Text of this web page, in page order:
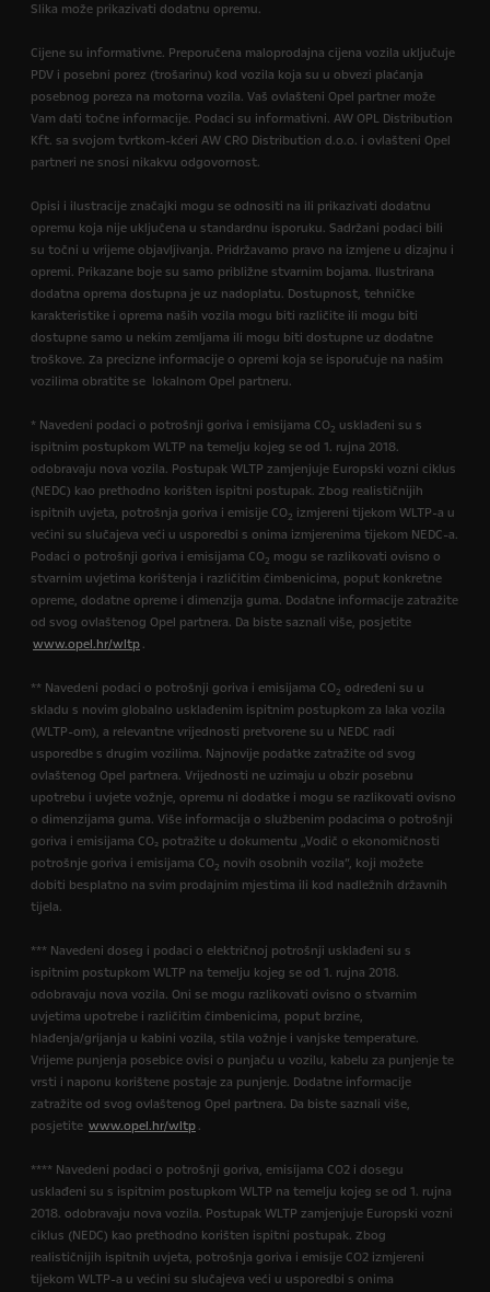
Slika može prikazivati dodatnu opremu.
Cijene su informativne. Preporučena maloprodajna cijena vozila uključuje
PDV i posebni porez (trošarinu) kod vozila koja su u obvezi plaćanja
posebnog poreza na motorna vozila. Vaš ovlašteni Opel partner može
Vam dati točne informacije. Podaci su informativni. AW OPL Distribution
Kft. sa svojom tvrtkom-kćeri AW CRO Distribution d.o.o. i ovlašteni Opel
partneri ne snosi nikakvu odgovornost.
Opisi i ilustracije značajki mogu se odnositi na ili prikazivati dodatnu
opremu koja nije uključena u standardnu isporuku. Sadržani podaci bili
su točni u vrijeme objavljivanja. Pridržavamo pravo na izmjene u dizajnu i
opremi. Prikazane boje su samo približne stvarnim bojama. Ilustrirana
dodatna oprema dostupna je uz nadoplatu. Dostupnost, tehničke
karakteristike i oprema naših vozila mogu biti različite ili mogu biti
dostupne samo u nekim zemljama ili mogu biti dostupne uz dodatne
troškove. Za precizne informacije o opremi koja se isporučuje na našim
vozilima obratite se lokalnom Opel partneru.
* Navedeni podaci o potrošnji goriva i emisijama CO2 usklađeni su s
ispitnim postupkom WLTP na temelju kojeg se od 1. rujna 2018.
odobravaju nova vozila. Postupak WLTP zamjenjuje Europski vozni ciklus
(NEDC) kao prethodno korišten ispitni postupak. Zbog realističnijih
ispitnih uvjeta, potrošnja goriva i emisije CO2 izmjereni tijekom WLTP-a u
većini su slučajeva veći u usporedbi s onima izmjerenima tijekom NEDC-a.
Podaci o potrošnji goriva i emisijama CO2 mogu se razlikovati ovisno o
stvarnim uvjetima korištenja i različitim čimbenicima, poput konkretne
opreme, dodatne opreme i dimenzija guma. Dodatne informacije zatražite
od svog ovlaštenog Opel partnera. Da biste saznali više, posjetite
www.opel.hr/wltp .
** Navedeni podaci o potrošnji goriva i emisijama CO2 određeni su u
skladu s novim globalno usklađenim ispitnim postupkom za laka vozila
(WLTP-om), a relevantne vrijednosti pretvorene su u NEDC radi
usporedbe s drugim vozilima. Najnovije podatke zatražite od svog
ovlaštenog Opel partnera. Vrijednosti ne uzimaju u obzir posebnu
upotrebu i uvjete vožnje, opremu ni dodatke i mogu se razlikovati ovisno
o dimenzijama guma. Više informacija o službenim podacima o potrošnji
goriva i emisijama CO₂ potražite u dokumentu „Vodič o ekonomičnosti
potrošnje goriva i emisijama CO2 novih osobnih vozila”, koji možete
dobiti besplatno na svim prodajnim mjestima ili kod nadležnih državnih
tijela.
*** Navedeni doseg i podaci o električnoj potrošnji usklađeni su s
ispitnim postupkom WLTP na temelju kojeg se od 1. rujna 2018.
odobravaju nova vozila. Oni se mogu razlikovati ovisno o stvarnim
uvjetima upotrebe i različitim čimbenicima, poput brzine,
hlađenja/grijanja u kabini vozila, stila vožnje i vanjske temperature.
Vrijeme punjenja posebice ovisi o punjaču u vozilu, kabelu za punjenje te
vrsti i naponu korištene postaje za punjenje. Dodatne informacije
zatražite od svog ovlaštenog Opel partnera. Da biste saznali više,
posjetite www.opel.hr/wltp .
**** Navedeni podaci o potrošnji goriva, emisijama CO2 i dosegu
usklađeni su s ispitnim postupkom WLTP na temelju kojeg se od 1. rujna
2018. odobravaju nova vozila. Postupak WLTP zamjenjuje Europski vozni
ciklus (NEDC) kao prethodno korišten ispitni postupak. Zbog
realističnijih ispitnih uvjeta, potrošnja goriva i emisije CO2 izmjereni
tijekom WLTP-a u većini su slučajeva veći u usporedbi s onima